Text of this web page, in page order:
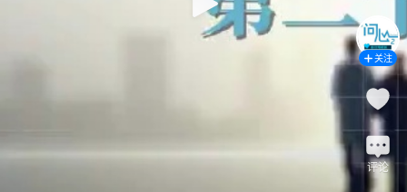
关注
评论